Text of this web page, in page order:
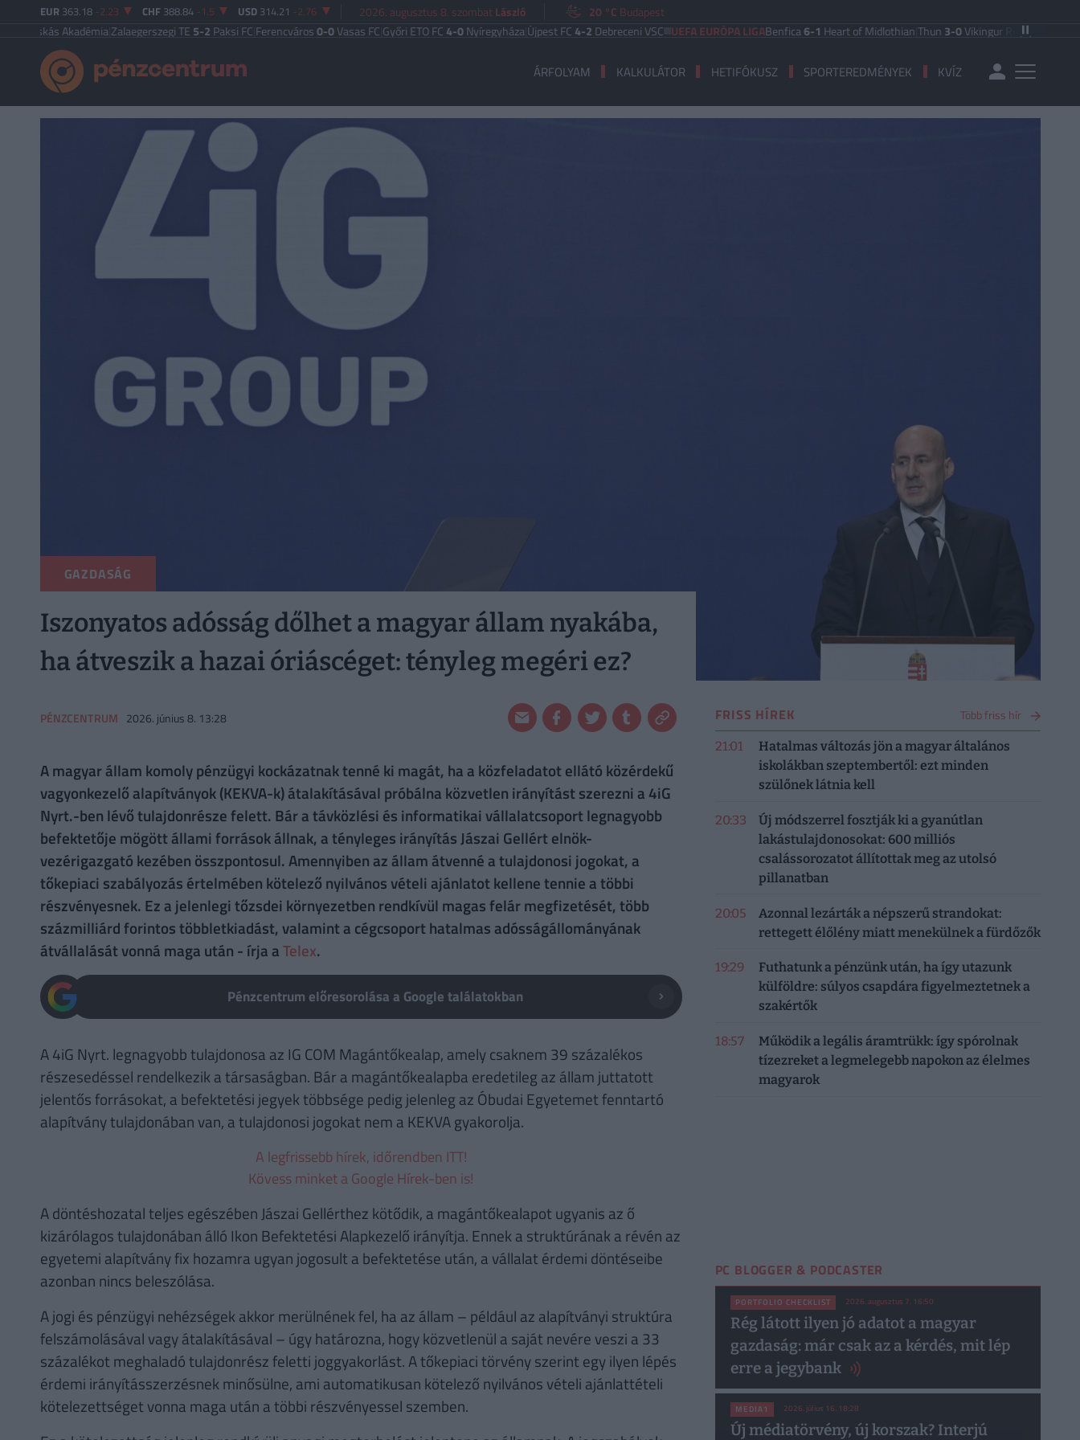
EUR 363.18 -2.23 CHF 388.84 -1.5 USD 314.21 -2.76 2026. augusztus 8. szombatLászló 20 °C Budapest
Akadémia|Zalaegerszegi TE5-2Paksi FC Ferencváros0-0Vasas FC|Győri ETO FC4-0Nyíregyháza|Újpest FC4-2Debreceni VSC UEFA EURÓPA LIGABenfica6-1Heart of Midlothian|Thun3-0Vikingur Reykjavik PAOK Saloniki
ÁRFOLYAM KALKULÁTOR HETIFÓKUSZ SPORTEREDMÉNYEK KVÍZ
GAZDASÁG
Iszonyatos adósság dőlhet a magyar állam nyakába,
ha átveszik a hazai óriáscéget: tényleg megéri ez?
PÉNZCENTRUM 2026. június 8. 13:28
A magyar állam komoly pénzügyi kockázatnak tenné ki magát, ha a közfeladatot ellátó közérdekű
vagyonkezelő alapítványok (KEKVA-k) átalakításával próbálna közvetlen irányítást szerezni a 4iG
Nyrt.-ben lévő tulajdonrésze felett. Bár a távközlési és informatikai vállalatcsoport legnagyobb
befektetője mögött állami források állnak, a tényleges irányítás Jászai Gellért elnök-
vezérigazgató kezében összpontosul. Amennyiben az állam átvenné a tulajdonosi jogokat, a
tőkepiaci szabályozás értelmében kötelező nyilvános vételi ajánlatot kellene tennie a többi
részvényesnek. Ez a jelenlegi tőzsdei környezetben rendkívül magas felár megfizetését, több
százmilliárd forintos többletkiadást, valamint a cégcsoport hatalmas adósságállományának
átvállalását vonná maga után - írja aTelex.
Pénzcentrum előresorolása a Google találatokban
A 4iG Nyrt. legnagyobb tulajdonosa az IG COM Magántőkealap, amely csaknem 39 százalékos
részesedéssel rendelkezik a társaságban. Bár a magántőkealapba eredetileg az állam juttatott
jelentős forrásokat, a befektetési jegyek többsége pedig jelenleg az Óbudai Egyetemet fenntartó
alapítvány tulajdonában van, a tulajdonosi jogokat nem a KEKVA gyakorolja.
A legfrissebb hírek, időrendben ITT!
Kövess minket a Google Hírek-ben is!
A döntéshozatal teljes egészében Jászai Gellérthez kötődik, a magántőkealapot ugyanis az ő
kizárólagos tulajdonában álló Ikon Befektetési Alapkezelő irányítja. Ennek a struktúrának a révén az
egyetemi alapítvány fix hozamra ugyan jogosult a befektetése után, a vállalat érdemi döntéseibe
azonban nincs beleszólása.
A jogi és pénzügyi nehézségek akkor merülnének fel, ha az állam – például az alapítványi struktúra
felszámolásával vagy átalakításával – úgy határozna, hogy közvetlenül a saját nevére veszi a 33
százalékot meghaladó tulajdonrész feletti joggyakorlást. A tőkepiaci törvény szerint egy ilyen lépés
érdemi irányításszerzésnek minősülne, ami automatikusan kötelező nyilvános vételi ajánlattételi
kötelezettséget vonna maga után a többi részvényessel szemben.
FRISS HÍREK Több friss hír
21:01
Hatalmas változás jön a magyar általános
iskolákban szeptembertől: ezt minden
szülőnek látnia kell
20:33
Új módszerrel fosztják ki a gyanútlan
lakástulajdonosokat: 600 milliós
csalássorozatot állítottak meg az utolsó
pillanatban
20:05
Azonnal lezárták a népszerű strandokat:
rettegett élőlény miatt menekülnek a fürdőzők
19:29
Futhatunk a pénzünk után, ha így utazunk
külföldre: súlyos csapdára figyelmeztetnek a
szakértők
18:57
Működik a legális áramtrükk: így spórolnak
tízezreket a legmelegebb napokon az élelmes
magyarok
PC BLOGGER & PODCASTER
PORTFOLIO CHECKLIST 2026. augusztus 7. 16:50
Rég látott ilyen jó adatot a magyar
gazdaság: már csak az a kérdés, mit lép
erre a jegybank
MEDIA1 2026. július 16. 18:28
Új médiatörvény, új korszak? Interjú